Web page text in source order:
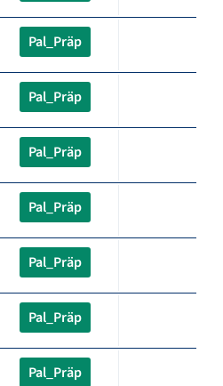
Pal_Präp
Pal_Präp
Pal_Präp
Pal_Präp
Pal_Präp
Pal_Präp
Pal_Präp